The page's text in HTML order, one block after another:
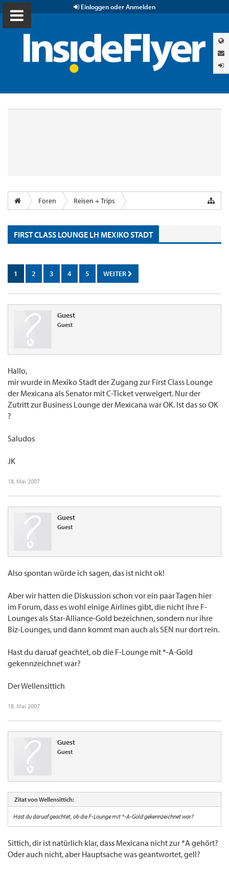
Einloggen oder Anmelden
Foren
Reisen + Trips
FIRST CLASS LOUNGE LH MEXIKO STADT
1 2 3 4 5 WEITER
Guest
Guest
Hallo,
mir wurde in Mexiko Stadt der Zugang zur First Class Lounge
der Mexicana als Senator mit C-Ticket verweigert. Nur der
Zutritt zur Business Lounge der Mexicana war OK. Ist das so OK
?
Saludos
JK
18. Mai 2007
Guest
Guest
Also spontan würde ich sagen, das ist nicht ok!
Aber wir hatten die Diskussion schon vor ein paar Tagen hier
im Forum, dass es wohl einige Airlines gibt, die nicht ihre F-
Lounges als Star-Alliance-Gold bezeichnen, sondern nur ihre
Biz-Lounges, und dann kommt man auch als SEN nur dort rein.
Hast du daruaf geachtet, ob die F-Lounge mit *-A-Gold
gekennzeichnet war?
Der Wellensittich
18. Mai 2007
Guest
Guest
Zitat von Wellensittich:
Hast du daruaf geachtet, ob die F-Lounge mit *-A-Gold gekennzeichnet war?
Sittich, dir ist natürlich klar, dass Mexicana nicht zur *A gehört?
Oder auch nicht, aber Hauptsache was geantwortet, gell?